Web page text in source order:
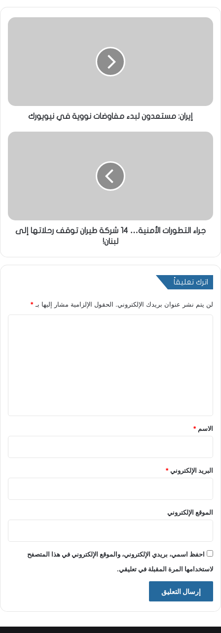
إيران: مستعدون لبدء مفاوضات نووية في نيويورك
جراء التطورات الأمنية… 14 شركة طيران توقف رحلاتها إلى
لبنان!
اترك تعليقاً
لن يتم نشر عنوان بريدك الإلكتروني. الحقول الإلزامية مشار إليها بـ*
*
الاسم *
البريد الإلكتروني*
الموقع الإلكتروني
احفظ اسمي، بريدي الإلكتروني، والموقع الإلكتروني في هذا المتصفح
لاستخدامها المرة المقبلة في تعليقي.